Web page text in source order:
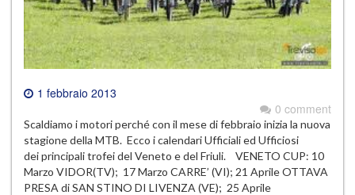
1 febbraio 2013
0 comment
Scaldiamo i motori perché con il mese di febbraio inizia la nuova
stagione della MTB. Ecco i calendari Ufficiali ed Ufficiosi
dei principali trofei del Veneto e del Friuli. VENETO CUP: 10
Marzo VIDOR(TV); 17 Marzo CARRE’ (VI); 21 Aprile OTTAVA
PRESA di SAN STINO DI LIVENZA (VE); 25 Aprile